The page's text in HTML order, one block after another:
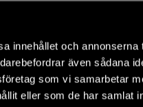
innehållet och
även sådana
som vi samarbetar
eller som de har samlat